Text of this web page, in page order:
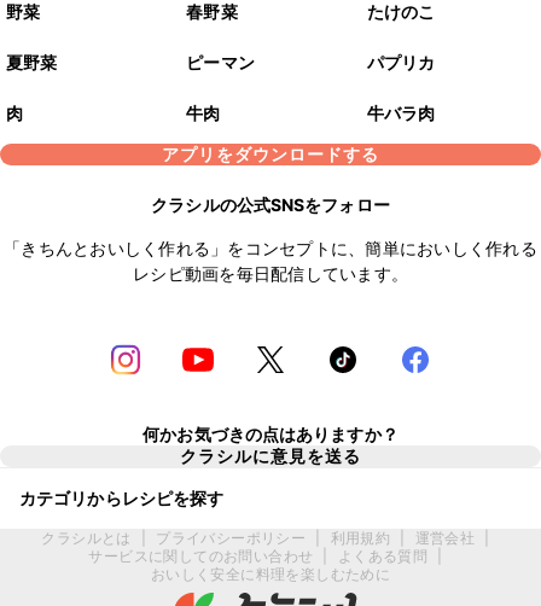
野菜 春野菜 たけのこ
夏野菜 ピーマン パプリカ
肉 牛肉
牛バラ肉
アプリをダウンロードする
クラシルの公式SNSをフォロー
「きちんとおいしく作れる」をコンセプトに、簡単においしく作れる
レシピ動画を毎日配信しています。
何かお気づきの点はありますか？
クラシルに意見を送る
カテゴリからレシピを探す
クラシルとは プライバシーポリシー 利用規約 運営会社
サービスに関してのお問い合わせ
よくある質問
おいしく安全に料理を楽しむために